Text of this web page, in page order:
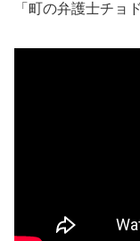
「町の弁護士チョ